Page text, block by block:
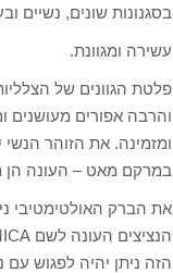
בסגנונות שונים, נשיים
עשירה ומגוונת.
והרבה אפורים מעושנים
ומזמינה. את הזוהר
במרקם מאט – העונה הן
את הברק האולטימטיבי
הזה ניתן יהיה לפגוש עם